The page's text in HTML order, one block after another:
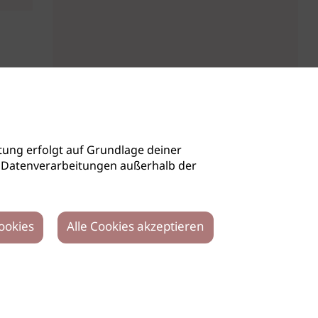
erfolgt auf Grundlage deiner
Datenverarbeitungen außerhalb der
Alle Cookies akzeptieren